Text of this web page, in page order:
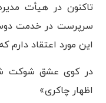
تاکنون در هیأت
سرپرست در خدمت
این مورد اعتقاد دارم
در کوی عشق شوکت
اظهار چاکری»